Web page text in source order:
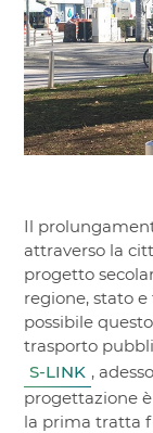
Il
attraverso la
progetto
regione, stato
possibile
trasporto
S-LINK ,
progettazione
la prima tratta